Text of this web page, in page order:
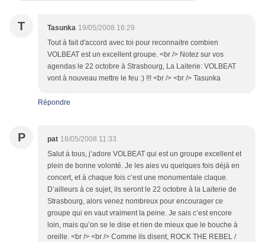
T Tasunka 19/05/2008 16:29
Tout à fait d'accord avec toi pour reconnaitre combien
VOLBEAT est un excellent groupe. <br /> Notez sur vos
agendas le 22 octobre à Strasbourg, La Laiterie: VOLBEAT
vont à nouveau mettre le feu :) !!! <br /> <br /> Tasunka
Répondre
P pat 18/05/2008 11:33
Salut à tous, j’adore VOLBEAT qui est un groupe excellent et
plein de bonne volonté. Je les aies vu quelques fois déjà en
concert, et à chaque fois c’est une monumentale claque.
D’ailleurs à ce sujet, ils seront le 22 octobre à la Laiterie de
Strasbourg, alors venez nombreux pour encourager ce
groupe qui en vaut vraiment la peine. Je sais c’est encore
loin, mais qu’on se le dise et rien de mieux que le bouche à
oreille. <br /> <br /> Comme ils disent, ROCK THE REBEL /